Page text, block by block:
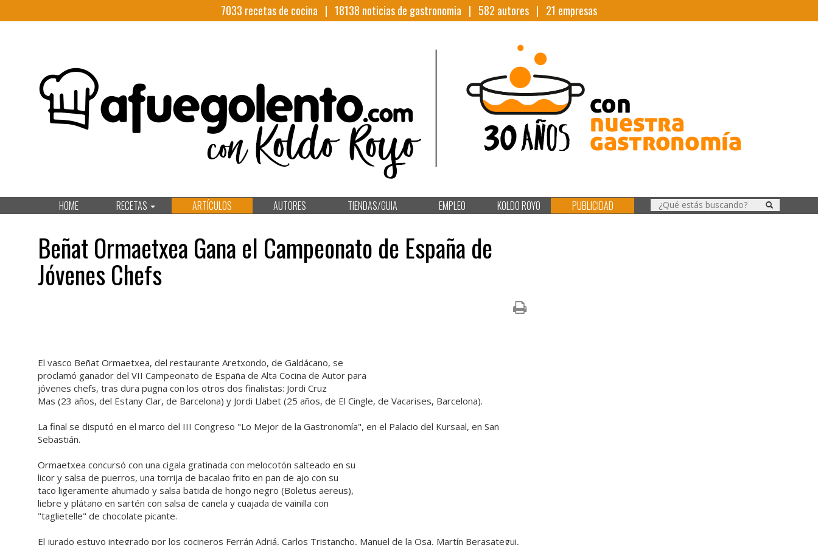
7033 recetas de cocina | 18138 noticias de gastronomia | 582 autores | 21 empresas
HOME RECETAS ARTÍCULOS AUTORES TIENDAS/GUIA EMPLEO KOLDO ROYO PUBLICIDAD
Beñat Ormaetxea Gana el Campeonato de España de
Jóvenes Chefs
El vasco Beñat Ormaetxea, del restaurante Aretxondo, de Galdácano, se
proclamó ganador del VII Campeonato de España de Alta Cocina de Autor para
jóvenes chefs, tras dura pugna con los otros dos finalistas: Jordi Cruz
Mas (23 años, del Estany Clar, de Barcelona) y Jordi Llabet (25 años, de El Cingle, de Vacarises, Barcelona).
La final se disputó en el marco del III Congreso "Lo Mejor de la Gastronomía", en el Palacio del Kursaal, en San
Sebastián.
Ormaetxea concursó con una cigala gratinada con melocotón salteado en su
licor y salsa de puerros, una torrija de bacalao frito en pan de ajo con su
taco ligeramente ahumado y salsa batida de hongo negro (Boletus aereus),
liebre y plátano en sartén con salsa de canela y cuajada de vainilla con
"taglietelle" de chocolate picante.
El jurado estuvo integrado por los cocineros Ferrán Adriá, Carlos Tristancho, Manuel de la Osa, Martín Berasategui,